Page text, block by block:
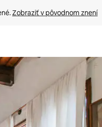
Zobraziť v pôvodnom znení